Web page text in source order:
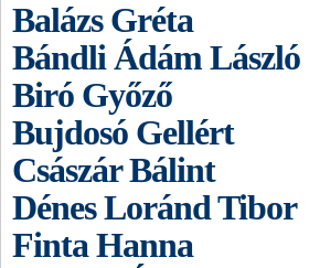
Balázs Gréta
Bándli Ádám László
Biró Győző
Bujdosó Gellért
Császár Bálint
Dénes Loránd Tibor
Finta Hanna